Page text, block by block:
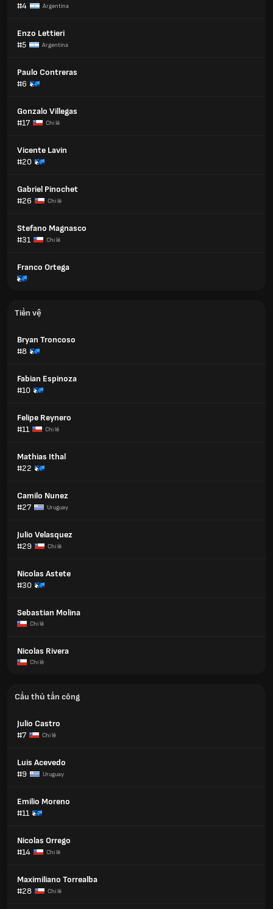
#4
Argentina
Enzo Lettieri
#5
Argentina
Paulo Contreras
#6
Gonzalo Villegas
#17
Chi lê
Vicente Lavin
#20
Gabriel Pinochet
#26
Chi lê
Stefano Magnasco
#31
Chi lê
Franco Ortega
Tiền vệ
Bryan Troncoso
#8
Fabian Espinoza
#10
Felipe Reynero
#11
Chi lê
Mathias Ithal
#22
Camilo Nunez
#27
Uruguay
Julio Velasquez
#29
Chi lê
Nicolas Astete
#30
Sebastian Molina
Chi lê
Nicolas Rivera
Chi lê
Cầu thủ tấn công
Julio Castro
#7
Chi lê
Luis Acevedo
#9
Uruguay
Emilio Moreno
#11
Nicolas Orrego
#14
Chi lê
Maximiliano Torrealba
#28
Chi lê